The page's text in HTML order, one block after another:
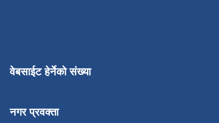
वेबसाईट हेर्नेको संख्या
नगर प्रवक्ता